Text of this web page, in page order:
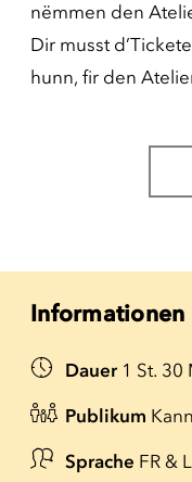
nëmmen den
Dir musst
hunn, fir den
Informationen
Dauer 1 St. 30
Publikum
Sprache FR &